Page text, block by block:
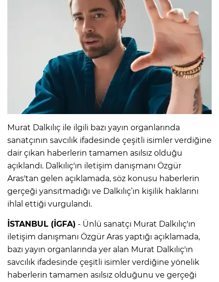
Murat Dalkılıç ile ilgili bazı yayın organlarında
sanatçının savcılık ifadesinde çeşitli isimler verdiğine
dair çıkan haberlerin tamamen asılsız olduğu
açıklandı. Dalkılıç'ın iletişim danışmanı Özgür
Aras'tan gelen açıklamada, söz konusu haberlerin
gerçeği yansıtmadığı ve Dalkılıç’ın kişilik haklarını
ihlal ettiği vurgulandı.
İSTANBUL (İGFA) - Ünlü sanatçı Murat Dalkılıç'ın
iletişim danışmanı Özgür Aras yaptığı açıklamada,
bazı yayın organlarında yer alan Murat Dalkılıç'ın
savcılık ifadesinde çeşitli isimler verdiğine yönelik
haberlerin tamamen asılsız olduğunu ve gerçeği